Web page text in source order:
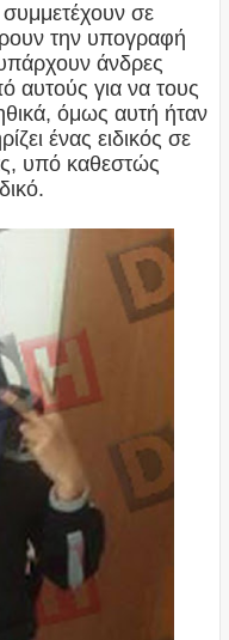
συμμετέχουν σε
την υπογραφή
άνδρες
αυτούς για να τους
όμως αυτή ήταν
ένας ειδικός σε
υπό καθεστώς